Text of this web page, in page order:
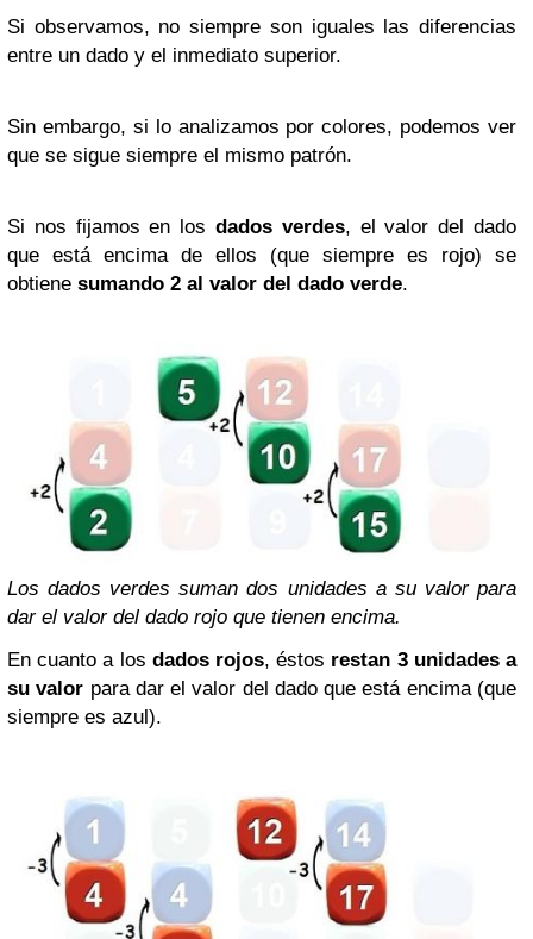
Si observamos, no siempre son iguales las diferencias
entre un dado y el inmediato superior.
Sin embargo, si lo analizamos por colores, podemos ver
que se sigue siempre el mismo patrón.
Si nos fijamos en los dados verdes, el valor del dado
que está encima de ellos (que siempre es rojo) se
obtiene sumando 2 al valor del dado verde.
Los dados verdes suman dos unidades a su valor para
dar el valor del dado rojo que tienen encima.
En cuanto a los dados rojos, éstos restan 3 unidades a
su valor para dar el valor del dado que está encima (que
siempre es azul).